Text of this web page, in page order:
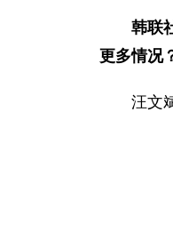
韩联
更多情况
汪文